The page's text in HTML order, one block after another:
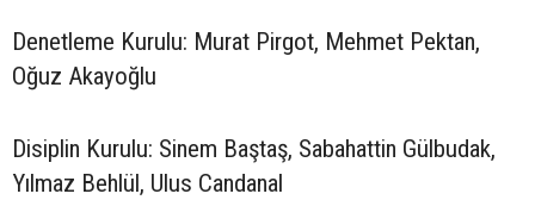
Denetleme Kurulu: Murat Pirgot, Mehmet Pektan,
Oğuz Akayoğlu
Disiplin Kurulu: Sinem Baştaş, Sabahattin Gülbudak,
Yılmaz Behlül, Ulus Candanal